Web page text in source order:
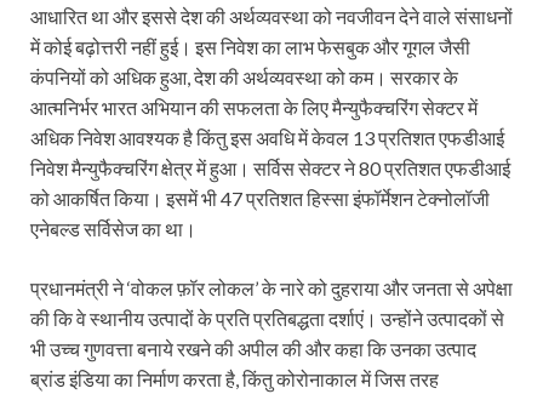
आधारित था और इससे देश की अर्थव्यवस्था को नवजीवन देने वाले संसाधनों
में कोई बढ़ोत्तरी नहीं हुई। इस निवेश का लाभ फेसबुक और गूगल जैसी
कंपनियों को अधिक हुआ, देश की अर्थव्यवस्था को कम। सरकार के
आत्मनिर्भर भारत अभियान की सफलता के लिए मैन्युफैक्चरिंग सेक्टर में
अधिक निवेश आवश्यक है किंतु इस अवधि में केवल 13 प्रतिशत एफडीआई
निवेश मैन्युफैक्चरिंग क्षेत्र में हुआ। सर्विस सेक्टर ने 80 प्रतिशत एफडीआई
को आकर्षित किया। इसमें भी 47 प्रतिशत हिस्सा इंफॉर्मेशन टेक्नोलॉजी
एनेबल्ड सर्विसेज का था।
प्रधानमंत्री ने ‘वोकल फ़ॉर लोकल’ के नारे को दुहराया और जनता से अपेक्षा
की कि वे स्थानीय उत्पादों के प्रति प्रतिबद्धता दर्शाएं। उन्होंने उत्पादकों से
भी उच्च गुणवत्ता बनाये रखने की अपील की और कहा कि उनका उत्पाद
ब्रांड इंडिया का निर्माण करता है, किंतु कोरोनाकाल में जिस तरह